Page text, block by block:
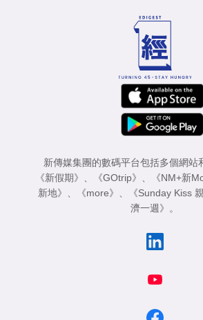
新傳媒集團的數碼平台包括多個網站
《新假期》 、 《GOtrip》 、 《NM+新
新地》 、 《more》 、 《Sunday Kiss
濟一週》 。